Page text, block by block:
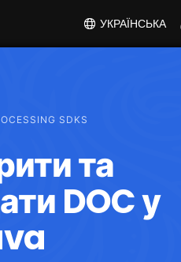
УКРАЇНСЬКА
SDKS
та
DOC у